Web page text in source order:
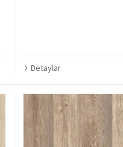
Detaylar